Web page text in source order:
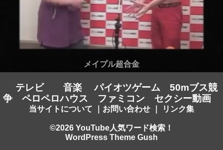
メイプル超合金
テレビ 音楽 パイオツゲーム
50mブス競
争
ペロペロハウス ファミコン セクシー動画
当サイトについて お問い合わせ リンク集
©2026 YouTube人気ワード検索！
WordPress Theme Gush